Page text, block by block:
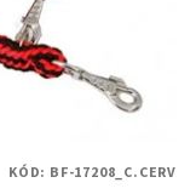
KÓD: BF-17208_C.CERV